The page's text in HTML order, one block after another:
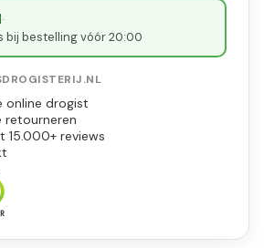
·
bij bestelling vóór 20:00
online drogist
retourneren
15.000+ reviews